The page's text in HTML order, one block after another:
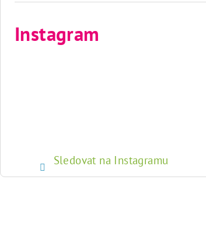
Instagram
Sledovat na Instagramu